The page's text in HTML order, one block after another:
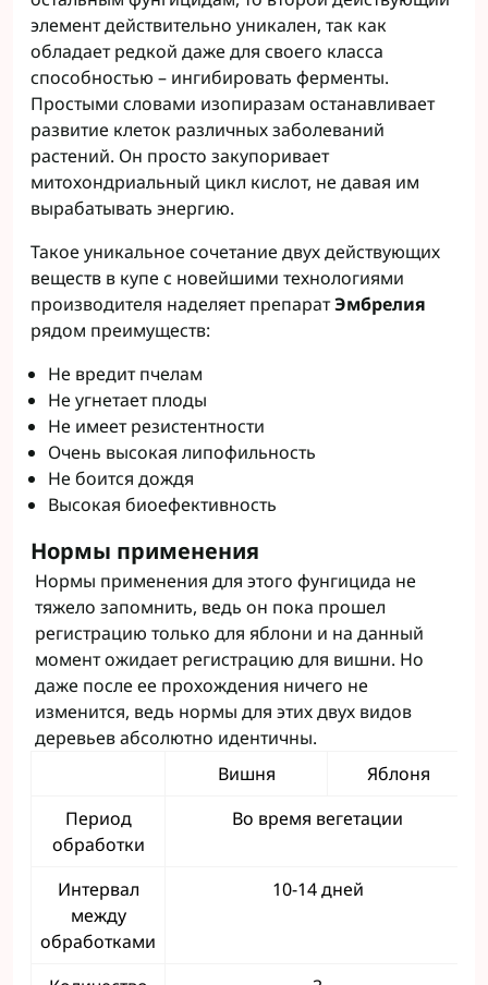
элемент действительно уникален, так как
обладает редкой даже для своего класса
способностью – ингибировать ферменты.
Простыми словами изопиразам останавливает
развитие клеток различных заболеваний
растений. Он просто закупоривает
митохондриальный цикл кислот, не давая им
вырабатывать энергию.
Такое уникальное сочетание двух действующих
веществ в купе с новейшими технологиями
производителя наделяет препаратЭмбрелия
рядом преимуществ:
Не вредит пчелам
Не угнетает плоды
Не имеет резистентности
Очень высокая липофильность
Не боится дождя
Высокая биоефективность
Нормы применения
Нормы применения для этого фунгицида не
тяжело запомнить, ведь он пока прошел
регистрацию только для яблони и на данный
момент ожидает регистрацию для вишни. Но
даже после ее прохождения ничего не
изменится, ведь нормы для этих двух видов
деревьев абсолютно идентичны.
Вишня
Яблоня
Период
обработки
Во время вегетации
Интервал
между
обработками
10-14 дней